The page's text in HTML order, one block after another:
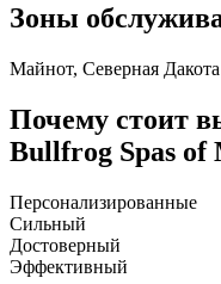
Зоны
Майнот, Северная
Почему стоит
Bullfrog Spas of
Персонализированные
Сильный
Достоверный
Эффективный